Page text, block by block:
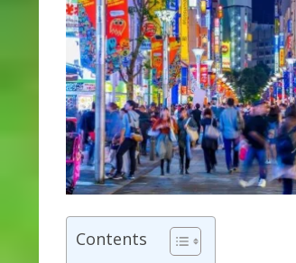
Contents